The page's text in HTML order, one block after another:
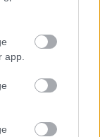
app.
a világ
Word és